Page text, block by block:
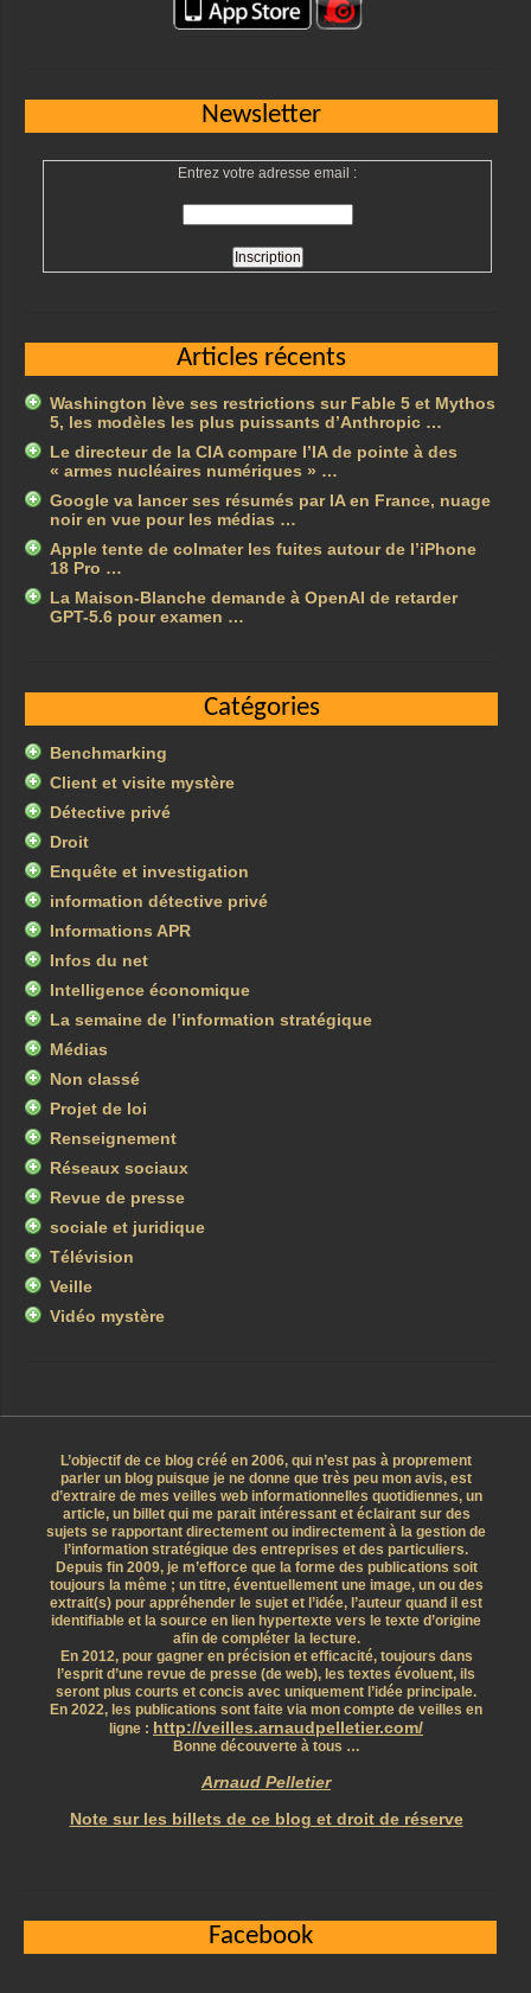
Newsletter
Entrez votre adresse email :
Articles récents
Washington lève ses restrictions sur Fable 5 et Mythos
5, les modèles les plus puissants d’Anthropic …
Le directeur de la CIA compare l’IA de pointe à des
« armes nucléaires numériques » …
Google va lancer ses résumés par IA en France, nuage
noir en vue pour les médias …
Apple tente de colmater les fuites autour de l’iPhone
18 Pro …
La Maison-Blanche demande à OpenAI de retarder
GPT-5.6 pour examen …
Catégories
Benchmarking
Client et visite mystère
Détective privé
Droit
Enquête et investigation
information détective privé
Informations APR
Infos du net
Intelligence économique
La semaine de l’information stratégique
Médias
Non classé
Projet de loi
Renseignement
Réseaux sociaux
Revue de presse
sociale et juridique
Télévision
Veille
Vidéo mystère
L’objectif de ce blog créé en 2006, qui n’est pas à proprement
parler un blog puisque je ne donne que très peu mon avis, est
d’extraire de mes veilles web informationnelles quotidiennes, un
article, un billet qui me parait intéressant et éclairant sur des
sujets se rapportant directement ou indirectement à la gestion de
l’information stratégique des entreprises et des particuliers.
Depuis fin 2009, je m’efforce que la forme des publications soit
toujours la même ; un titre, éventuellement une image, un ou des
extrait(s) pour appréhender le sujet et l’idée, l’auteur quand il est
identifiable et la source en lien hypertexte vers le texte d’origine
afin de compléter la lecture.
En 2012, pour gagner en précision et efficacité, toujours dans
l’esprit d’une revue de presse (de web), les textes évoluent, ils
seront plus courts et concis avec uniquement l’idée principale.
En 2022, les publications sont faite via mon compte de veilles en
ligne : http://veilles.arnaudpelletier.com/
Bonne découverte à tous …
Arnaud Pelletier
Note sur les billets de ce blog et droit de réserve
Facebook